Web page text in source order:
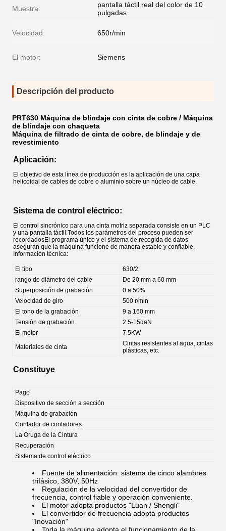
Muestra:
pantalla táctil real del color de 10
pulgadas
Velocidad: 650r/min
El motor: Siemens
Descripción del producto
PRT630 Máquina de blindaje con cinta de cobre / Máquina
de blindaje con chaqueta
Máquina de filtrado de cinta de cobre, de blindaje y de
revestimiento
Aplicación:
El objetivo de esta línea de producción es la aplicación de una capa
helicoidal de cables de cobre o aluminio sobre un núcleo de cable.
Sistema de control eléctrico:
El control sincrónico para una cinta motriz separada consiste en un PLC
y una pantalla táctil.Todos los parámetros del proceso pueden ser
recordadosEl programa único y el sistema de recogida de datos
aseguran que la máquina funcione de manera estable y confiable.
Información técnica:
El tipo
630/2
rango de diámetro del cable
De 20 mm a 60 mm
Superposición de grabación
0 a 50%
Velocidad de giro
500 r/min
El tono de la grabación
9 a 160 mm
Tensión de grabación
2.5-15daN
El motor
7.5KW
Materiales de cinta
Cintas resistentes al agua, cintas de
plásticas, etc.
Constituye
Pago
Dispositivo de sección a sección
Máquina de grabación
Contador de contadores
La Oruga de la Cintura
Recuperación
Sistema de control eléctrico
Fuente de alimentación: sistema de cinco alambres
trifásico, 380V, 50Hz
Regulación de la velocidad del convertidor de
frecuencia, control fiable y operación conveniente.
El motor adopta productos "Luan / Shengli"
El convertidor de frecuencia adopta productos
"Inovación"